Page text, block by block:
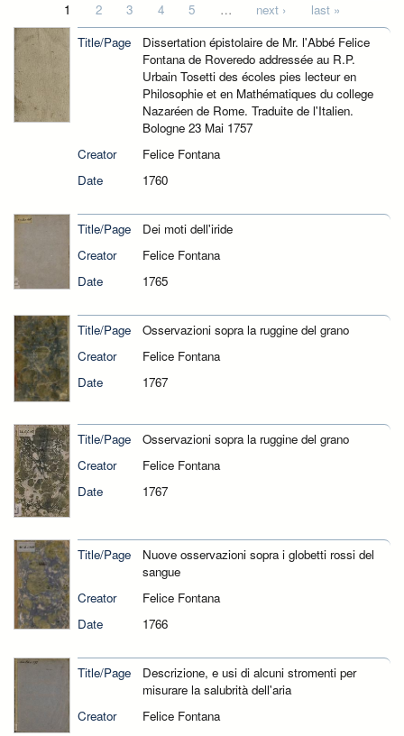
1 2 3 4 5 … next ›
last »
Title/Page
Dissertation épistolaire de Mr. l'Abbé Felice
Fontana de Roveredo addressée au R.P.
Urbain Tosetti des écoles pies lecteur en
Philosophie et en Mathématiques du college
Nazaréen de Rome. Traduite de l'Italien.
Bologne 23 Mai 1757
Creator
Felice Fontana
Date
1760
Title/Page
Dei moti dell'iride
Creator
Felice Fontana
Date
1765
Title/Page
Osservazioni sopra la ruggine del grano
Creator
Felice Fontana
Date
1767
Title/Page
Osservazioni sopra la ruggine del grano
Creator
Felice Fontana
Date
1767
Title/Page
Nuove osservazioni sopra i globetti rossi del
sangue
Creator
Felice Fontana
Date
1766
Title/Page
Descrizione, e usi di alcuni stromenti per
misurare la salubrità dell'aria
Creator
Felice Fontana